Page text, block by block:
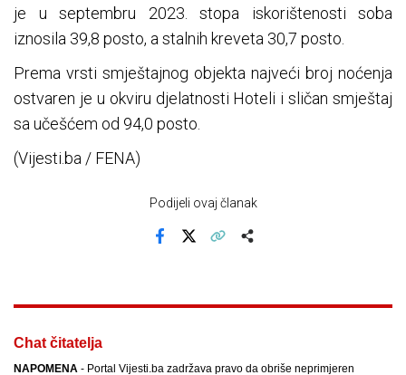
je u septembru 2023. stopa iskorištenosti soba
iznosila 39,8 posto, a stalnih kreveta 30,7 posto.
Prema vrsti smještajnog objekta najveći broj noćenja
ostvaren je u okviru djelatnosti Hoteli i sličan smještaj
sa učešćem od 94,0 posto.
(Vijesti.ba / FENA)
Podijeli ovaj članak
Chat čitatelja
NAPOMENA - Portal Vijesti.ba zadržava pravo da obriše neprimjeren